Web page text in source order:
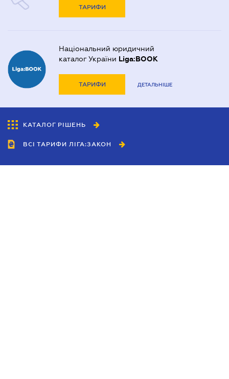
ТАРИФИ
Національний юридичний
каталог України Liga:BOOK
ТАРИФИ ДЕТАЛЬНІШЕ
КАТАЛОГ РІШЕНЬ
ВСІ ТАРИФИ ЛІГА:ЗАКОН